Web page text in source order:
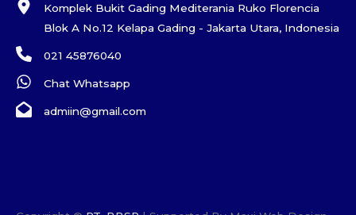
Komplek Bukit Gading Mediterania Ruko Florencia
Blok A No.12 Kelapa Gading - Jakarta Utara, Indonesia
021 45876040
Chat Whatsapp
admiin@gmail.com